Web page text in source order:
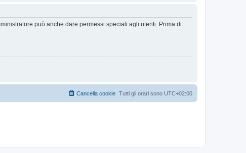
può anche dare permessi speciali agli utenti. Prima di
Tutti gli orari sono UTC+02:00
Cancella cookie